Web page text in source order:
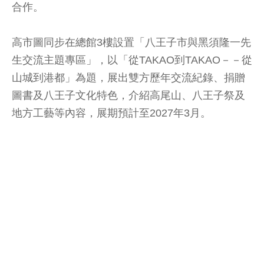
合作。
高市圖同步在總館3樓設置「八王子市與黑須隆一先
生交流主題專區」，以「從TAKAO到TAKAO－－從
山城到港都」為題，展出雙方歷年交流紀錄、捐贈
圖書及八王子文化特色，介紹高尾山、八王子祭及
地方工藝等內容，展期預計至2027年3月。